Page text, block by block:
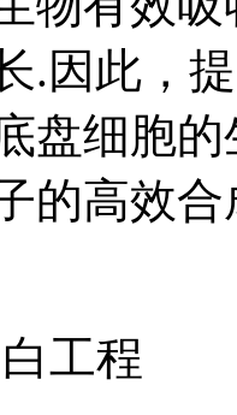
.因此，
盘细胞
的高效合
工程